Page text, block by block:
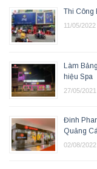
Thi Công
11/05/2022
Làm
hiệu Spa
27/05/2021
Đinh
Quảng
02/08/2022